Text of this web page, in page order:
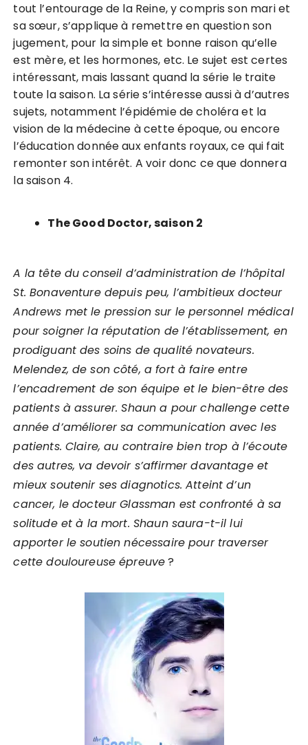
tout l’entourage de la Reine, y compris son mari et
sa sœur, s’applique à remettre en question son
jugement, pour la simple et bonne raison qu’elle
est mère, et les hormones, etc. Le sujet est certes
intéressant, mais lassant quand la série le traite
toute la saison. La série s’intéresse aussi à d’autres
sujets, notamment l’épidémie de choléra et la
vision de la médecine à cette époque, ou encore
l’éducation donnée aux enfants royaux, ce qui fait
remonter son intérêt. A voir donc ce que donnera
la saison 4.
The Good Doctor, saison 2
A la tête du conseil d’administration de l’hôpital
St. Bonaventure depuis peu, l’ambitieux docteur
Andrews met le pression sur le personnel médical
pour soigner la réputation de l’établissement, en
prodiguant des soins de qualité novateurs.
Melendez, de son côté, a fort à faire entre
l’encadrement de son équipe et le bien-être des
patients à assurer. Shaun a pour challenge cette
année d’améliorer sa communication avec les
patients. Claire, au contraire bien trop à l’écoute
des autres, va devoir s’affirmer davantage et
mieux soutenir ses diagnotics. Atteint d’un
cancer, le docteur Glassman est confronté à sa
solitude et à la mort. Shaun saura-t-il lui
apporter le soutien nécessaire pour traverser
cette douloureuse épreuve?